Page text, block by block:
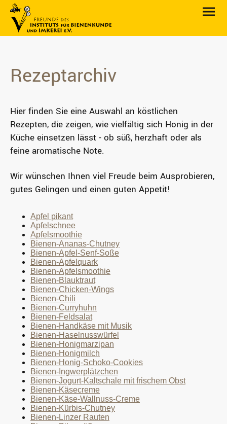
Rezeptarchiv
Hier finden Sie eine Auswahl an köstlichen
Rezepten, die zeigen, wie vielfältig sich Honig in der
Küche einsetzen lässt - ob süß, herzhaft oder als
feine aromatische Note.
Wir wünschen Ihnen viel Freude beim Ausprobieren,
gutes Gelingen und einen guten Appetit!
Apfel pikant
Apfelschnee
Apfelsmoothie
Bienen-Ananas-Chutney
Bienen-Apfel-Senf-Soße
Bienen-Apfelquark
Bienen-Apfelsmoothie
Bienen-Blauktraut
Bienen-Chicken-Wings
Bienen-Chili
Bienen-Curryhuhn
Bienen-Feldsalat
Bienen-Handkäse mit Musik
Bienen-Haselnusswürfel
Bienen-Honigmarzipan
Bienen-Honigmilch
Bienen-Honig-Schoko-Cookies
Bienen-Ingwerplätzchen
Bienen-Jogurt-Kaltschale mit frischem Obst
Bienen-Käsecreme
Bienen-Käse-Wallnuss-Creme
Bienen-Kürbis-Chutney
Bienen-Linzer Rauten